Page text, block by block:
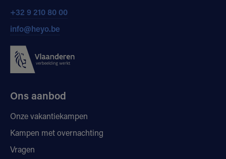
+32 9 210 80 00
info@heyo.be
Ons aanbod
Onze vakantiekampen
Kampen met overnachting
Vragen